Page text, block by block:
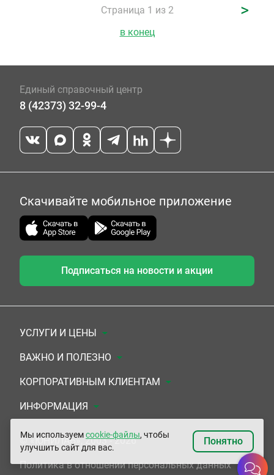
Страница 1 из 2 >
в конец
Единый справочный центр
8 (42373) 32-99-4
Скачивайте мобильное приложение
Подписаться на новости и акции
УСЛУГИ И ЦЕНЫ
Анализы
Комплексы
УЗИ
ЭКГ/Холтер/СМАД
Приемы врачей
ВАЖНО И ПОЛЕЗНО
Документы для заключения договора
Система скидок
Подарочные сертификаты
Сертификаты на комплексные программы
КОРПОРАТИВНЫМ КЛИЕНТАМ
Медицинским организациям
Прочим организациям
ИНФОРМАЦИЯ
О Компании
Контакты
© «ЮНИЛАБ», 2003 - 2026
Политика в отношении персональных данных
Мы используемcookie-файлы, чтобы
улучшить сайт для вас.
Понятно